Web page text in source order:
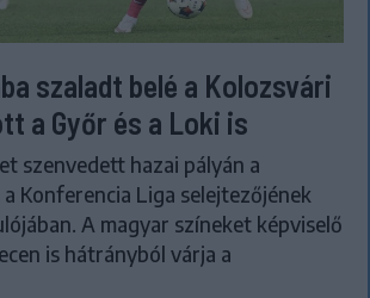
szaladt belé a Kolozsvári
a Győr és a Loki is
szenvedett hazai pályán a
a Konferencia Liga selejtezőjének
A magyar színeket képviselő
is hátrányból várja a